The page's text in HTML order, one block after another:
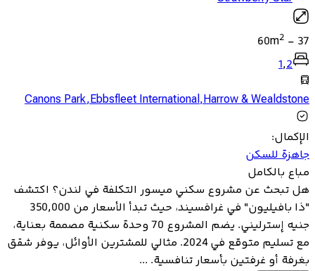
37
-
60m2
1,2
Canons Park,Ebbsfleet International,Harrow & Wealdstone
الإكمال:
جاهزة للسكن
مباع بالكامل
هل تبحث عن مشروع سكني ميسور التكلفة في لندن؟ اكتشف
"ذا بافيليون" في غرافسيند، حيث تبدأ الأسعار من 350,000
جنيه إسترليني. يضم المشروع 70 وحدة سكنية مصممة بعناية،
مع تسليم متوقع في 2024. مثالي للمشترين الأوائل، يوفر شقق
بغرفة أو غرفتين بأسعار تنافسية. ...